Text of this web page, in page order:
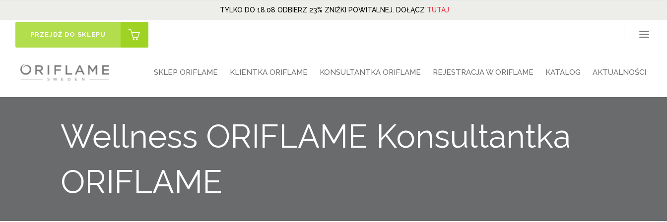
TYLKO DO 18.08 ODBIERZ 23% ZNIŻKI POWITALNEJ. DOŁĄCZ TUTAJ
PRZEJDŹ DO SKLEPU
SKLEP ORIFLAME KLIENTKA ORIFLAME KONSULTANTKA ORIFLAME REJESTRACJA W ORIFLAME KATALOG AKTUALNOŚCI
Wellness ORIFLAME Konsultantka
ORIFLAME